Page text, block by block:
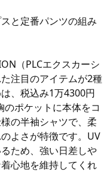
と定番パンツの組み
（PLCエクスカーシ
注目のアイテムが2種
、税込み1万4300円
のポケットに本体をコ
の半袖シャツで、柔
よさが特徴です。UV
ため、強い日差しや
心地を維持してくれ